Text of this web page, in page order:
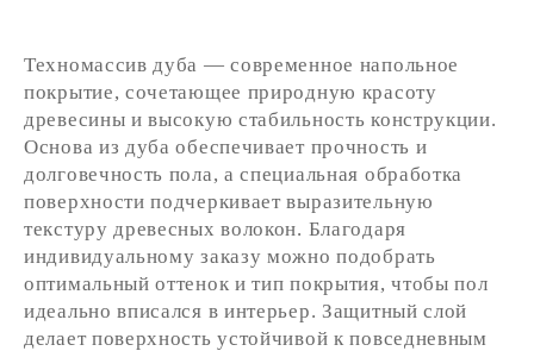
Техномассив дуба — современное напольное
покрытие, сочетающее природную красоту
древесины и высокую стабильность конструкции.
Основа из дуба обеспечивает прочность и
долговечность пола, а специальная обработка
поверхности подчеркивает выразительную
текстуру древесных волокон. Благодаря
индивидуальному заказу можно подобрать
оптимальный оттенок и тип покрытия, чтобы пол
идеально вписался в интерьер. Защитный слой
делает поверхность устойчивой к повседневным